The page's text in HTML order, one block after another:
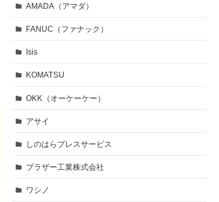
AMADA（アマダ）
FANUC（ファナック）
Isis
KOMATSU
OKK（オーケーケー）
アサイ
しのはらプレスサービス
ブラザー工業株式会社
ワシノ